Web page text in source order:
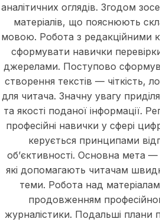
аналітичних оглядів. Згодом
матеріалів, що пояснюють
мовою. Робота з редакційними
сформувати навички
джерелами. Поступово
створення текстів — чіткість,
для читача. Значну увагу
та якості поданої інформації.
професійні навички у сфері
керується принципами
об’єктивності. Основна мета
які допомагають читачам
теми. Робота над
продовженням
журналістики. Подальші плани